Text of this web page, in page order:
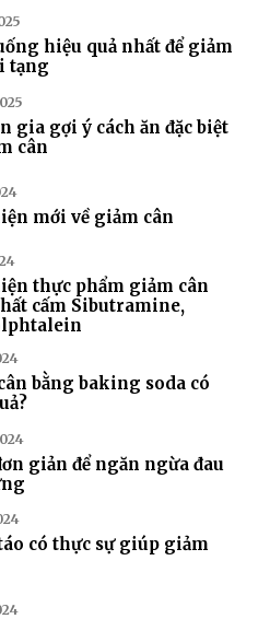
hiệu quả nhất để giảm
tạng
gia gợi ý cách ăn đặc biệt
cân
mới về giảm cân
thực phẩm giảm cân
cấm Sibutramine,
bằng baking soda có
giản để ngăn ngừa đau
có thực sự giúp giảm